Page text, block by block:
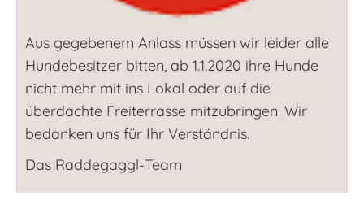
Aus gegebenem Anlass müssen wir leider alle
Hundebesitzer bitten, ab 1.1.2020 ihre Hunde
nicht mehr mit ins Lokal oder auf die
überdachte Freiterrasse mitzubringen. Wir
bedanken uns für Ihr Verständnis.
Das Raddegaggl-Team